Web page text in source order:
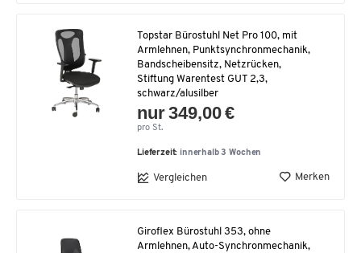
Topstar Bürostuhl Net Pro 100, mit
Armlehnen, Punktsynchronmechanik,
Bandscheibensitz, Netzrücken,
Stiftung Warentest GUT 2,3,
schwarz/alusilber
nur 349,00 €
pro St.
Lieferzeit: innerhalb 3 Wochen
Vergleichen Merken
Giroflex Bürostuhl 353, ohne
Armlehnen, Auto-Synchronmechanik,